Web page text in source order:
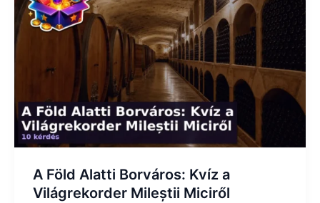
A Föld Alatti Borváros: Kvíz a
Világrekorder Mileștii Miciről